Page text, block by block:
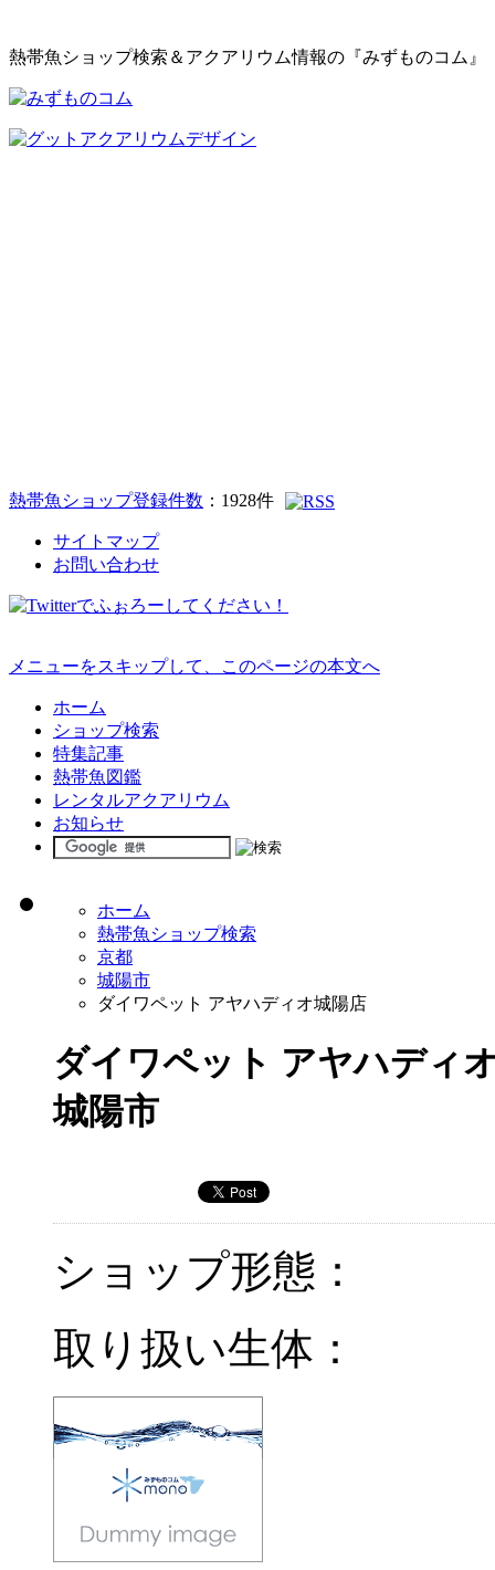
熱帯魚ショップ検索＆アクアリウム情報の『みずものコム』
熱帯魚ショップ登録件数 ： 1928件
サイトマップ
お問い合わせ
メニューをスキップして、このページの本文へ
ホーム
ショップ検索
特集記事
熱帯魚図鑑
レンタルアクアリウム
お知らせ
ホーム
熱帯魚ショップ検索
京都
城陽市
ダイワペット アヤハディオ城陽店
ダイワペット アヤハディ
城陽市
ショップ形態：
取り扱い生体：